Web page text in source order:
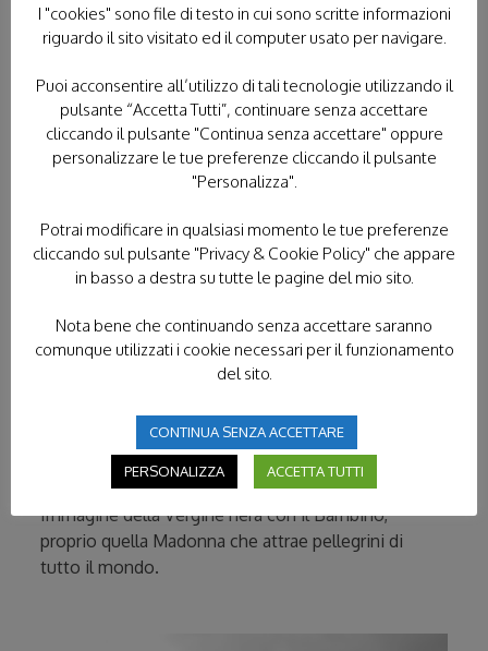
ricco di santuari e luoghi di culto. Oggi, quando si
parla di questo stato, è istantaneo il ricordo di
suo carisma la storia della Chiesa e del suo rapporto
coi popoli.
Molte città polacche, per questo, rimarranno legate
per sempre al ricordo di Karol Wojtyla.
1920 e dove ha trascorso la sua giovinezza: qui è
possibile visitare la casa natale, la Basilica della
Vergine Maria dove fu battezzato e tutti i luoghi
Cracovia, città in cui poi si trasferì nel 1938 per
motivi di studio, dove venne ordinato sacerdote nel
1946 e in cui vi rimase come sacerdote prima e
Czestochova, dov’è possibile visitare il Santuario
di Jasna Gora, che il Santo Padre amò sin da ragazzo
e in cui si recava per inginocchiarsi dinanzi la Sacra
Immagine della Vergine nera con il Bambino,
proprio quella Madonna che attrae pellegrini di
tutto il mondo.
I "cookies" sono file di testo in cui sono scritte informazioni
riguardo il sito visitato ed il computer usato per navigare.
Puoi acconsentire all’utilizzo di tali tecnologie utilizzando il
pulsante “Accetta Tutti”, continuare senza accettare
cliccando il pulsante "Continua senza accettare" oppure
personalizzare le tue preferenze cliccando il pulsante
"Personalizza".
Potrai modificare in qualsiasi momento le tue preferenze
cliccando sul pulsante "Privacy & Cookie Policy" che appare
in basso a destra su tutte le pagine del mio sito.
Nota bene che continuando senza accettare saranno
comunque utilizzati i cookie necessari per il funzionamento
del sito.
CONTINUA SENZA ACCETTARE
PERSONALIZZA ACCETTA TUTTI